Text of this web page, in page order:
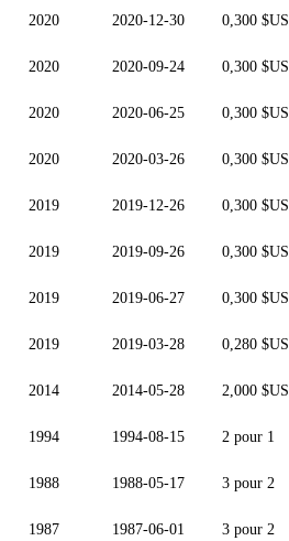
2020 2020-12-30 0,300 $US
2020 2020-09-24 0,300 $US
2020 2020-06-25 0,300 $US
2020 2020-03-26 0,300 $US
2019 2019-12-26 0,300 $US
2019 2019-09-26 0,300 $US
2019 2019-06-27 0,300 $US
2019 2019-03-28 0,280 $US
2014 2014-05-28 2,000 $US
1994 1994-08-15 2 pour 1
1988 1988-05-17 3 pour 2
1987 1987-06-01 3 pour 2